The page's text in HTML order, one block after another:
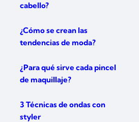
cabello?
¿Cómo se crean las
tendencias de moda?
¿Para qué sirve cada pincel
de maquillaje?
3 Técnicas de ondas con
styler